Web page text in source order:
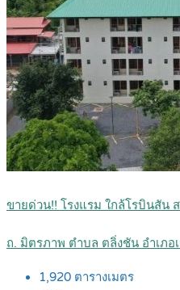
ขายด่วน!! โรงแรม ใกล้โรบินสัน
ถ. มิตรภาพ ตำบล ตลิ่งชัน อำเภอ
1,920 ตารางเมตร